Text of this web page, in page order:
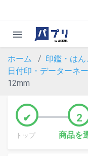
menu
ホーム 印鑑・はん
日付印・データーネ
12mm
トップ 商品を